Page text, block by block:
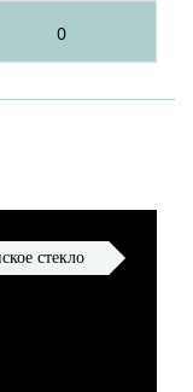
0
стекло